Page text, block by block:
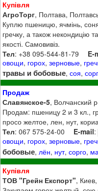
Купівля
АгроТорг, Полтава,
Куплю пшеницю, ячмінь,
гречку, а також некондицію
якості. Самовивіз.
Тел: +38 095-544-81-79 E-
овощи, горох,зерновые,
травы и бобовые,соя,
Продаж
Славянское-5, Волчанский
Продам: пшеницу 2 и 3 кл.,
просо желтое, лен, нут,
Тел: 067 575-24-00 E-mail:
овощи, горох,зерновые,
бобовые, лён, нут,сорго,
Купівля
ТОВ "Грейн Експорт",